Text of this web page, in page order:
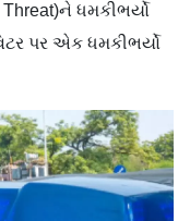
ધમકીભર્યો
પર એક ધમકીભર્યો